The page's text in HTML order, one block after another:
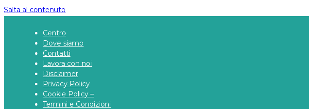
Salta al contenuto
Centro
Dove siamo
Contatti
Lavora con noi
Disclaimer
Privacy Policy
Cookie Policy –
Termini e Condizioni